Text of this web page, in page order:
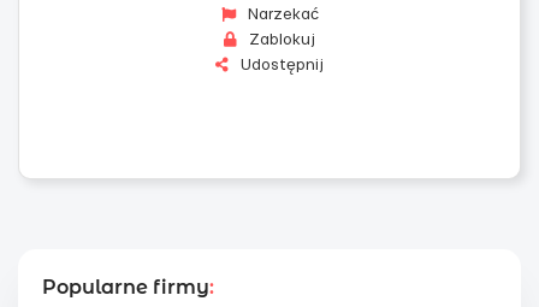
Narzekać
Zablokuj
Udostępnij
Popularne firmy: